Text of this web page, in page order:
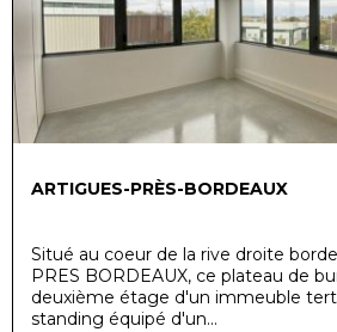
ARTIGUES-PRÈS-BORDEAUX
Situé au coeur de la rive droite
PRES BORDEAUX, ce plateau de
deuxième étage d'un immeuble
standing équipé d'un...